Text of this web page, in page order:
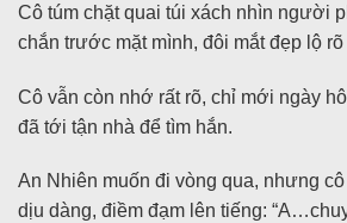
Cô túm chặt quai túi xách nhìn người
chắn trước mặt mình, đôi mắt đẹp lộ
Cô vẫn còn nhớ rất rõ, chỉ mới ngày
đã tới tận nhà để tìm hắn.
An Nhiên muốn đi vòng qua, nhưng
dịu dàng, điềm đạm lên tiếng: